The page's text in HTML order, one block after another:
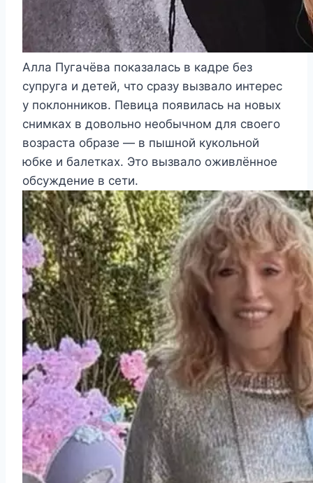
Алла Пугачёва показалась в кадре без
супруга и детей, что сразу вызвало интерес
у поклонников. Певица появилась на новых
снимках в довольно необычном для своего
возраста образе — в пышной кукольной
юбке и балетках. Это вызвало оживлённое
обсуждение в сети.